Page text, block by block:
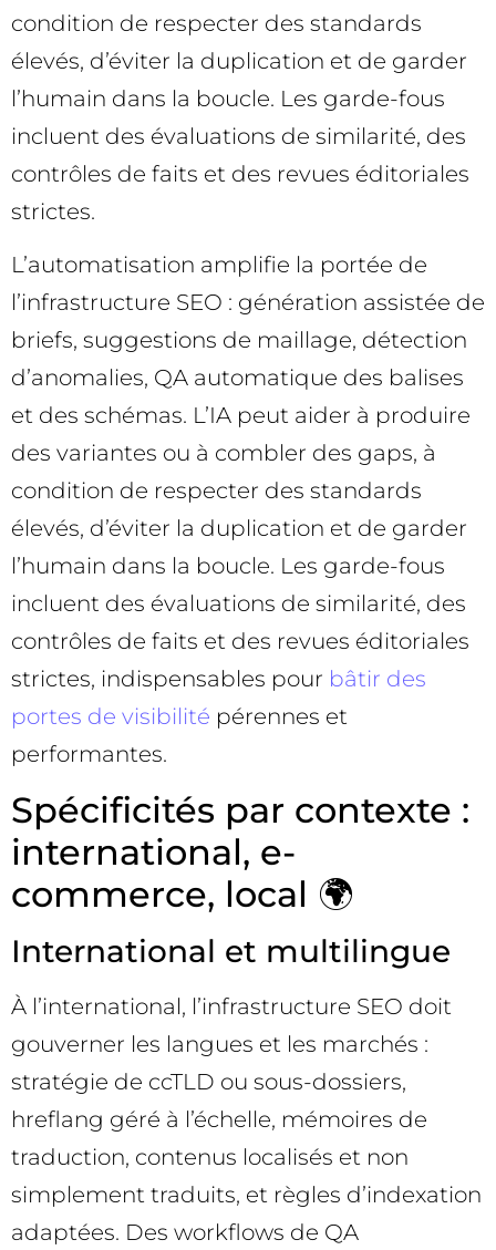
condition de respecter des standards
élevés, d’éviter la duplication et de garder
l’humain dans la boucle. Les garde-fous
incluent des évaluations de similarité, des
contrôles de faits et des revues éditoriales
strictes.
L’automatisation amplifie la portée de
l’infrastructure SEO : génération assistée de
briefs, suggestions de maillage, détection
d’anomalies, QA automatique des balises
et des schémas. L’IA peut aider à produire
des variantes ou à combler des gaps, à
condition de respecter des standards
élevés, d’éviter la duplication et de garder
l’humain dans la boucle. Les garde-fous
incluent des évaluations de similarité, des
contrôles de faits et des revues éditoriales
strictes, indispensables pour bâtir des
portes de visibilité pérennes et
performantes.
Spécificités par contexte :
international, e-
commerce, local 🌍
International et multilingue
À l’international, l’infrastructure SEO doit
gouverner les langues et les marchés :
stratégie de ccTLD ou sous-dossiers,
hreflang géré à l’échelle, mémoires de
traduction, contenus localisés et non
simplement traduits, et règles d’indexation
adaptées. Des workflows de QA